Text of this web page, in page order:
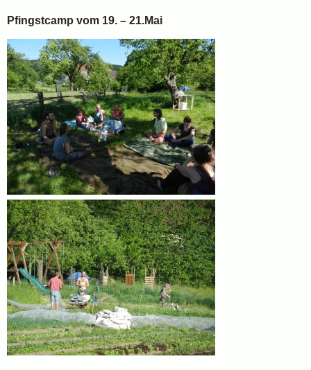
Pfingstcamp vom 19. – 21.Mai